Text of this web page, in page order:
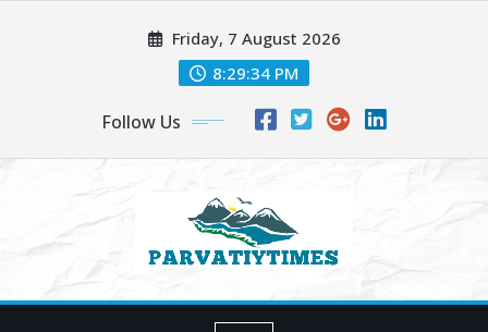
Friday, 7 August 2026
8:29:36 PM
Follow Us